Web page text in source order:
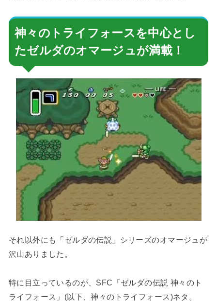
神々のトライフォースを中心とし
たゼルダのオマージュが満載！
それ以外にも「ゼルダの伝説」シリーズのオマージュが
沢山ありました。
特に目立っているのが、SFC「ゼルダの伝説 神々のト
ライフォース」(以下、神々のトライフォース)ネタ。